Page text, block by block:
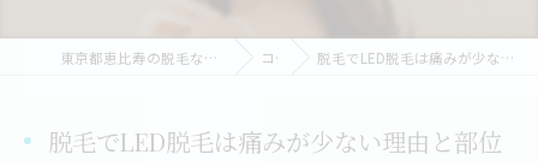
東京都恵比寿の脱毛なら都度払い脱毛女性専門店-EN- コラム 脱毛でLED脱毛は痛みが少ない理由と部位別のリアルな効果体験
脱毛でLED脱毛は痛みが少ない理由と部位